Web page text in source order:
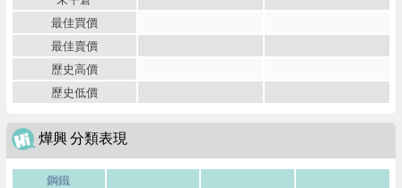
最佳買價
最佳賣價
歷史高價
歷史低價
燁興 分類表現
鋼鐵